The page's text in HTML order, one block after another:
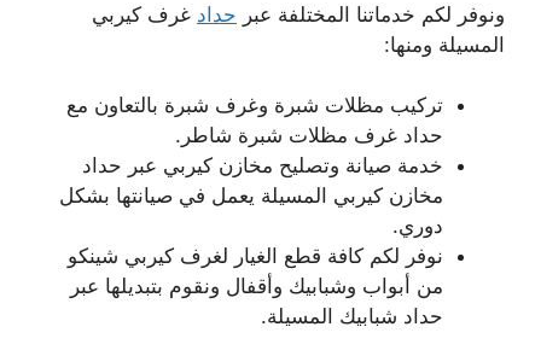
ونوفر لكم خدماتنا المختلفة عبر حداد غرف كيربي
المسيلة ومنها:
تركيب مظلات شبرة وغرف شبرة بالتعاون مع
حداد غرف مظلات شبرة شاطر.
خدمة صيانة وتصليح مخازن كيربي عبر حداد
مخازن كيربي المسيلة يعمل في صيانتها بشكل
دوري.
نوفر لكم كافة قطع الغيار لغرف كيربي شينكو
من أبواب وشبابيك وأقفال ونقوم بتبديلها عبر
حداد شبابيك المسيلة.